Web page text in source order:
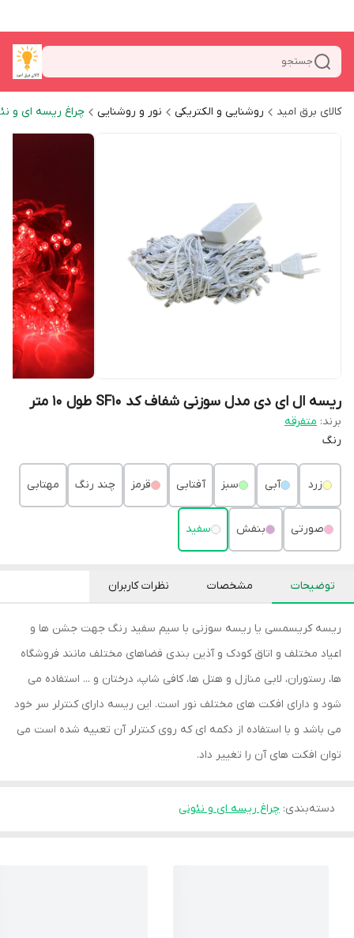
جستجو
کالای برق امید روشنایی و الکتریکی نور و روشنایی چراغ ریسه ای و
ریسه ال ای دی مدل سوزنی شفاف کد SF10 طول 10 متر
برند: متفرقه
رنگ
زرد آبی سبز آفتابی قرمز چند رنگ مهتابی
صورتی بنفش سفید
توضیحات مشخصات نظرات کاربران
ریسه کریسمسی یا ریسه سوزنی با سیم سفید رنگ جهت جشن ها و
اعیاد مختلف و اتاق کودک و آذین بندی فضاهای مختلف مانند فروشگاه
ها، رستوران، لابی منازل و هتل ها، کافی شاپ، درختان و ... استفاده می
شود و دارای افکت های مختلف نور است. این ریسه دارای کنترلر سر خود
می باشد و با استفاده از دکمه ای که روی کنترلر آن تعبیه شده است می
توان افکت های آن را تغییر داد.
دسته‌بندی: چراغ ریسه ای و نئونی